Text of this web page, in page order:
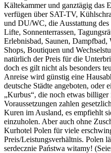
Kältekammer und ganztägig das
verfügen über SAT-TV,
und DU/WC, die Ausstattung
Lifte, Sonnenterrassen,
Erlebnisbad, Saunen,
Shops, Boutiquen und
natürlich der Preis für die
doch es gilt nicht als besonders
Anreise wird günstig eine
deutsche Städte angeboten, oder
„Kurbus“, die noch etwas billiger
Voraussetzungen zahlen
Kuren im Ausland, es empfiehlt
einzuholen. Aber auch ohne
Kurhotel Polen für viele
Preis/Leistungsverhältnis. Polen
serdecznie Państwa witamy!